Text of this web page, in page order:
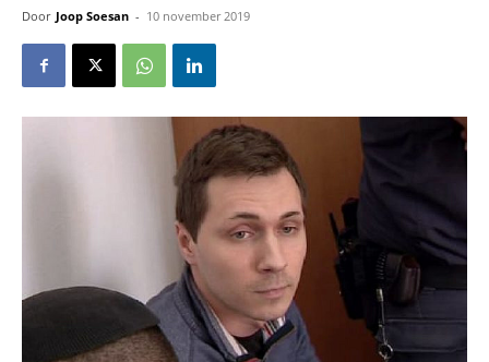
Door Joop Soesan - 10 november 2019